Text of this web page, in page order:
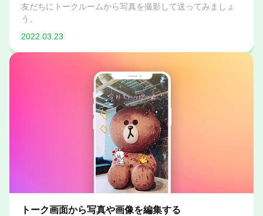
友だちにトークルームから写真を撮影して送ってみましょ
う。
2022.03.23
トーク画面から写真や画像を編集する